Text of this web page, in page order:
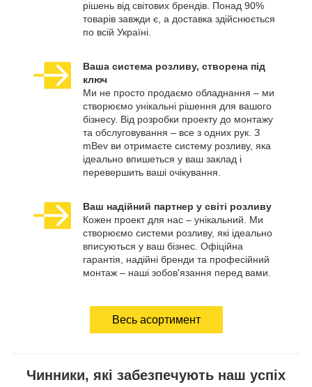
рішень від світових брендів. Понад 90%
товарів завжди є, а доставка здійснюється
по всій Україні.
Ваша система розливу, створена під
ключ
Ми не просто продаємо обладнання – ми
створюємо унікальні рішення для вашого
бізнесу. Від розробки проекту до монтажу
та обслуговування – все з одних рук. З
mBev ви отримаєте систему розливу, яка
ідеально впишеться у ваш заклад і
перевершить ваші очікування.
Ваш надійний партнер у світі розливу
Кожен проект для нас – унікальний. Ми
створюємо системи розливу, які ідеально
вписуються у ваш бізнес. Офіційна
гарантія, надійні бренди та професійний
монтаж – наші зобов'язання перед вами.
Весь асортимент
Чинники, які забезпечують наш успіх